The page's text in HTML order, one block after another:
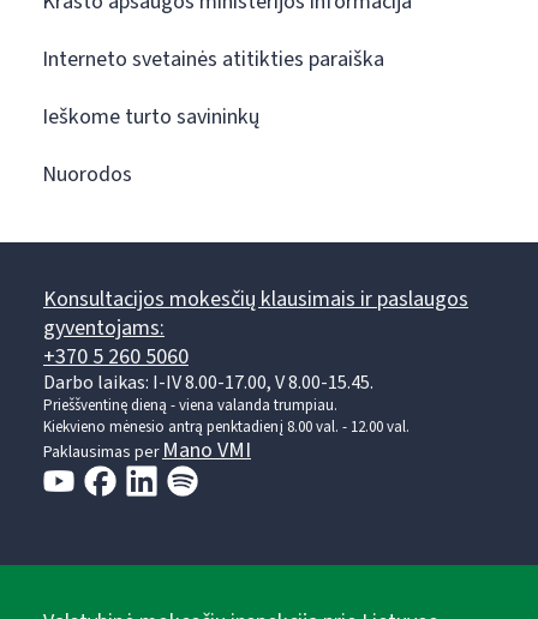
Interneto svetainės atitikties paraiška
Ieškome turto savininkų
Nuorodos
Konsultacijos mokesčių klausimais ir paslaugos
gyventojams:
+370 5 260 5060
Darbo laikas: I-IV 8.00-17.00, V 8.00-15.45.
Prieššventinę dieną - viena valanda trumpiau.
Kiekvieno mėnesio antrą penktadienį 8.00 val. - 12.00 val.
Paklausimas per Mano VMI